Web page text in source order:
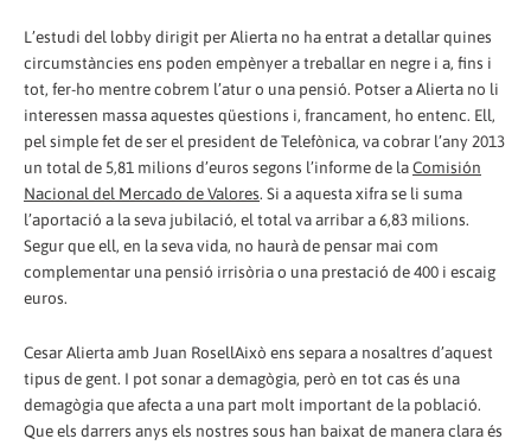
L’estudi del lobby dirigit per Alierta no ha entrat a detallar quines
circumstàncies ens poden empènyer a treballar en negre i a, fins i
tot, fer-ho mentre cobrem l’atur o una pensió. Potser a Alierta no li
interessen massa aquestes qüestions i, francament, ho entenc. Ell,
pel simple fet de ser el president de Telefònica, va cobrar l’any 2013
un total de 5,81 milions d’euros segons l’informe de laComisión
Nacional del Mercado de Valores. Si a aquesta xifra se li suma
l’aportació a la seva jubilació, el total va arribar a 6,83 milions.
Segur que ell, en la seva vida, no haurà de pensar mai com
complementar una pensió irrisòria o una prestació de 400 i escaig
euros.
Cesar Alierta amb Juan RosellAixò ens separa a nosaltres d’aquest
tipus de gent. I pot sonar a demagògia, però en tot cas és una
demagògia que afecta a una part molt important de la població.
Que els darrers anys els nostres sous han baixat de manera clara és